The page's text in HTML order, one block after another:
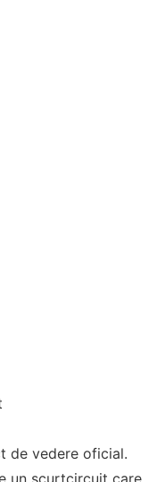
de vedere oficial.
un scurtcircuit care